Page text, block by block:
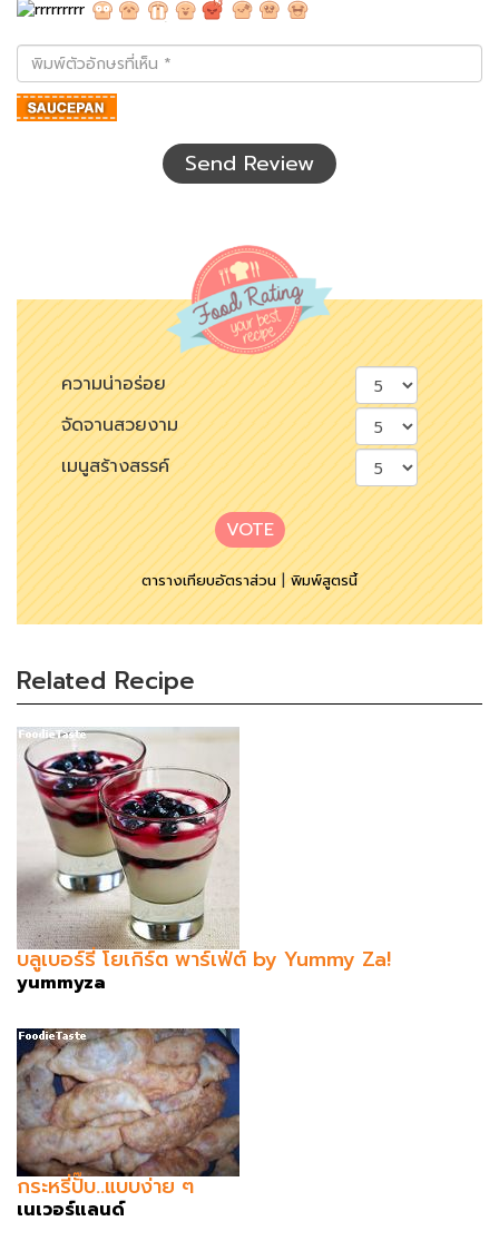
พิมพ์
ตัว
อักษร
ที่
Send Review
ความน่าอร่อย
จัดจานสวยงาม
เมนูสร้างสรรค์
VOTE
ตารางเทียบอัตราส่วน|พิมพ์สูตรนี้
Related Recipe
บลูเบอร์รี่ โยเกิร์ต พาร์เฟ่ต์ by Yummy Za!
yummyza
กระหรี่ปั๊บ..แบบง่าย ๆ
เนเวอร์แลนด์